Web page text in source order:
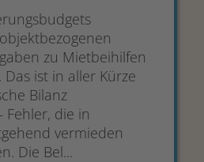
zu Mietbeihilfen
ist in aller Kürze
Bilanz
Fehler, die in
vermieden
Die Bel...